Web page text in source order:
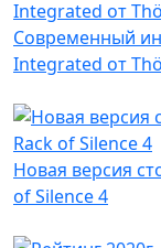
Современный
Integrated от
Новая версия
of Silence 4